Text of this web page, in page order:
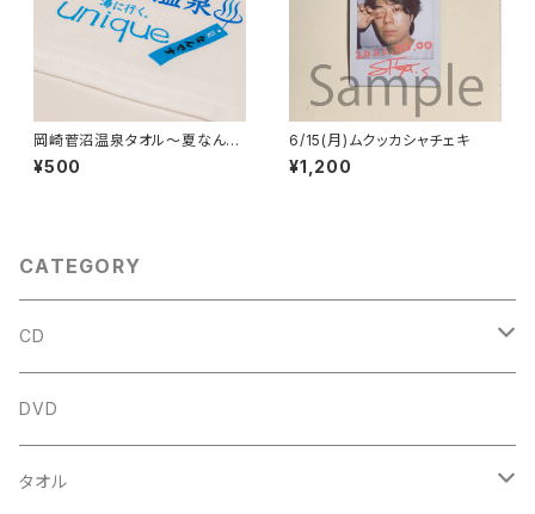
岡崎菅沼温泉タオル〜夏なんで
す〜
¥500
6/15(月)ムクッカシャチェキ
¥1,200
CATEGORY
CD
アルバム
企画CD
DVD
タオル